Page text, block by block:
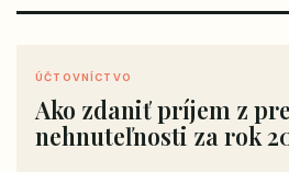
ÚČTOVNÍCTVO
Ako zdaniť príjem z
nehnuteľnosti za rok